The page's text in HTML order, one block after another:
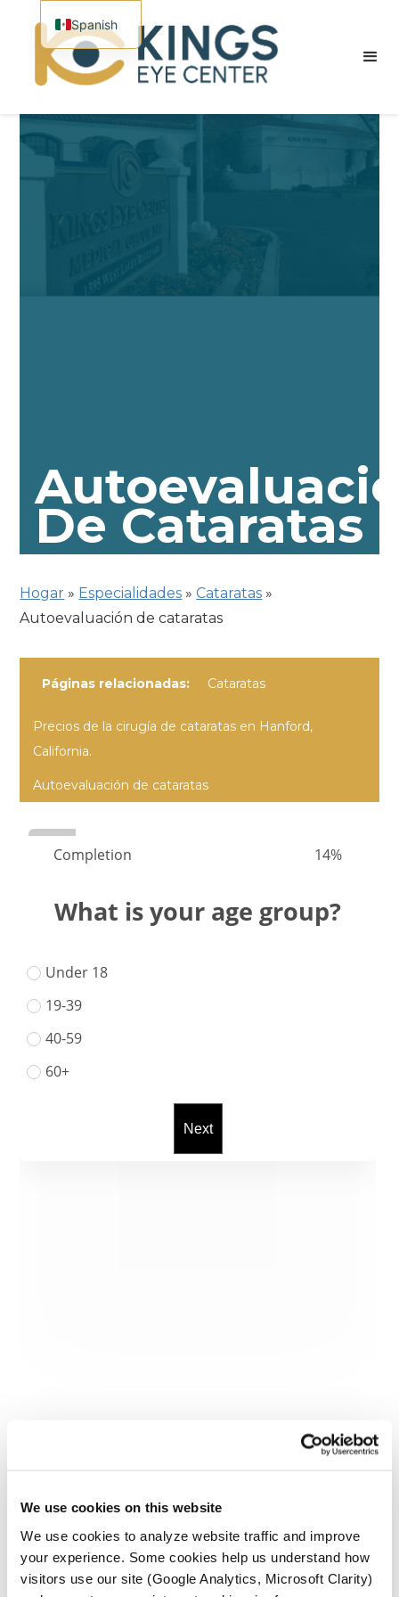
We use cookies on this website
We use cookies to analyze website traffic and improve
your experience. Some cookies help us understand how
visitors use our site (Google Analytics, Microsoft Clarity)
De Cataratas
Hogar » Especialidades »Cataratas »
Autoevaluación de cataratas
Páginas relacionadas: Cataratas
Precios de la cirugía de cataratas en Hanford,
California.
Autoevaluación de cataratas
Spanish
English